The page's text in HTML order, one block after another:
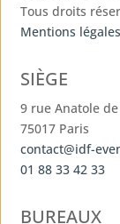
Tous droits
Mentions légales
SIÈGE
9 rue Anatole
75017 Paris
contact@idf-
01 88 33 42 33
BUREAUX